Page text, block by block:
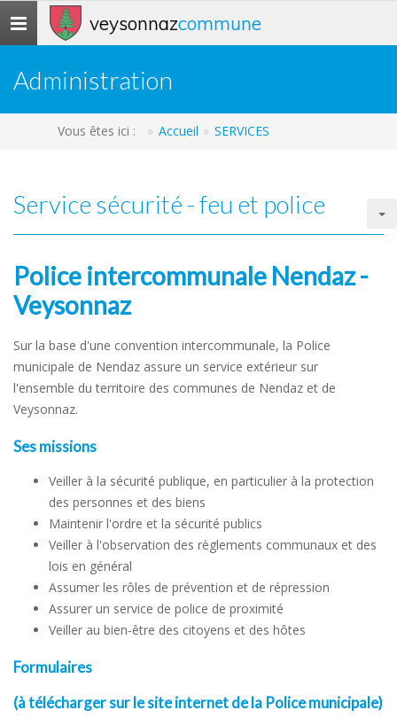
Toggle
navigation
veysonnazcommune
Administration
Vous êtes ici : Accueil SERVICES
Service sécurité - feu et police
Police intercommunale Nendaz -
Veysonnaz
Sur la base d'une convention intercommunale, la Police
municipale de Nendaz assure un service extérieur sur
l'ensemble du territoire des communes de Nendaz et de
Veysonnaz.
Ses missions
Veiller à la sécurité publique, en particulier à la protection
des personnes et des biens
Maintenir l'ordre et la sécurité publics
Veiller à l'observation des règlements communaux et des
lois en général
Assumer les rôles de prévention et de répression
Assurer un service de police de proximité
Veiller au bien-être des citoyens et des hôtes
Formulaires
(à télécharger sur le site internet de la Police municipale)